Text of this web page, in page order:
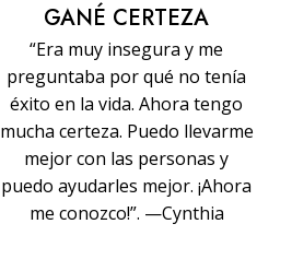
GANÉ CERTEZA
“Era muy insegura y me
preguntaba por qué no tenía
éxito en la vida. Ahora tengo
mucha certeza. Puedo llevarme
mejor con las personas y
puedo ayudarles mejor. ¡Ahora
me conozco!”. —Cynthia